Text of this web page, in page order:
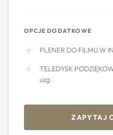
OPCJE DODATKOWE
PLENER DO FILMU W
TELEDYSK
uzg.
ZAPYTAJ